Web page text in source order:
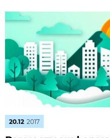
20.12 2017